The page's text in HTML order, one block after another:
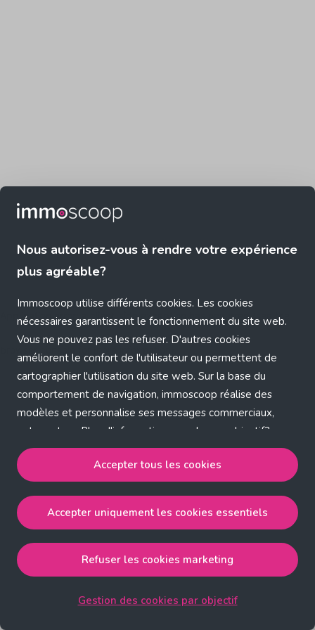
Nous autorisez-vous à rendre votre expérience
plus agréable?
Immoscoop utilise différents cookies. Les cookies
nécessaires garantissent le fonctionnement du site web.
Vous ne pouvez pas les refuser. D'autres cookies
améliorent le confort de l'utilisateur ou permettent de
cartographier l'utilisation du site web. Sur la base du
comportement de navigation, immoscoop réalise des
modèles et personnalise ses messages commerciaux,
entre autres. Plus d'informations sur chaque objectif?
Cliquez sur 'Gestion des cookies par objectif'.
Notre politique de cookies
Accepter tous les cookies
strictement nécessaires, performance, fonctionnalité et
publicité ciblée.
Accepter uniquement les cookies essentielsaccepte
les cookies strictement nécessaires.
Accepter tous les cookies
Accepter uniquement les cookies essentiels
Refuser les cookies marketing
Gestion des cookies par objectif
Application error: a client-side exception has occurred (see the
browser console for more information)